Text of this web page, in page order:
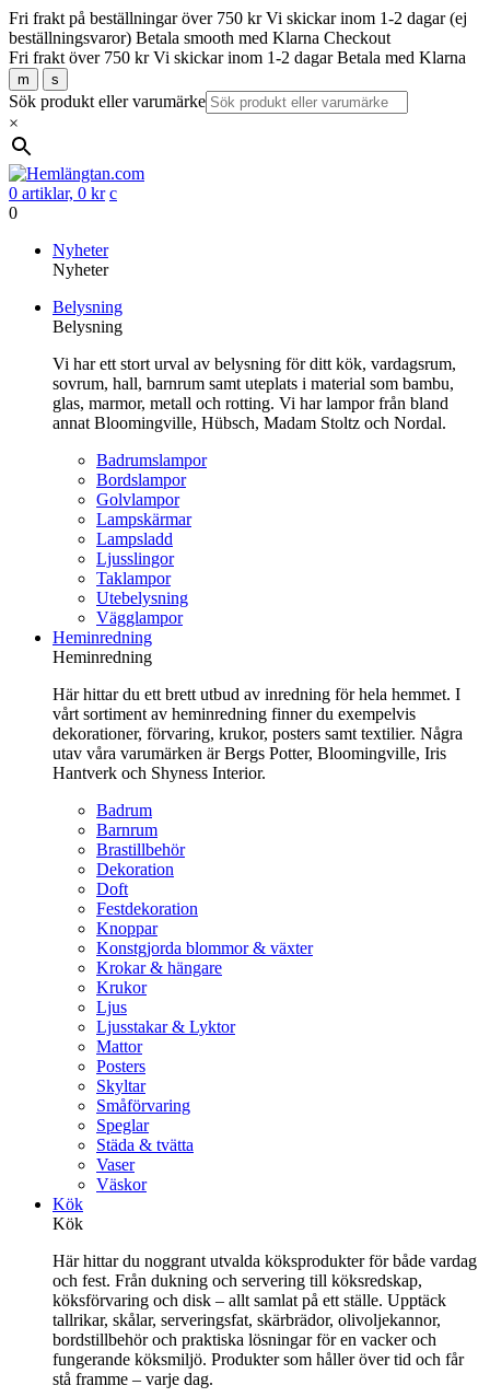
Fri frakt på beställningar över 750 kr Vi skickar inom 1-2 dagar (ej
beställningsvaror) Betala smooth med Klarna Checkout
Fri frakt över 750 kr Vi skickar inom 1-2 dagar Betala med Klarna
m s
Sök produkt eller varumärke
×
0 artiklar, 0 kr c
0
innehåll
Nyheter
Nyheter
Belysning
Belysning
Vi har ett stort urval av belysning för ditt kök, vardagsrum,
sovrum, hall, barnrum samt uteplats i material som bambu,
glas, marmor, metall och rotting. Vi har lampor från bland
annat Bloomingville, Hübsch, Madam Stoltz och Nordal.
Badrumslampor
Bordslampor
Golvlampor
Lampskärmar
Lampsladd
Ljusslingor
Taklampor
Utebelysning
Vägglampor
Heminredning
Heminredning
Här hittar du ett brett utbud av inredning för hela hemmet. I
vårt sortiment av heminredning finner du exempelvis
dekorationer, förvaring, krukor, posters samt textilier. Några
utav våra varumärken är Bergs Potter, Bloomingville, Iris
Hantverk och Shyness Interior.
Badrum
Barnrum
Brastillbehör
Dekoration
Doft
Festdekoration
Knoppar
Konstgjorda blommor & växter
Krokar & hängare
Krukor
Ljus
Ljusstakar & Lyktor
Mattor
Posters
Skyltar
Småförvaring
Speglar
Städa & tvätta
Vaser
Väskor
Kök
Kök
Här hittar du noggrant utvalda köksprodukter för både vardag
och fest. Från dukning och servering till köksredskap,
köksförvaring och disk – allt samlat på ett ställe. Upptäck
tallrikar, skålar, serveringsfat, skärbrädor, olivoljekannor,
bordstillbehör och praktiska lösningar för en vacker och
fungerande köksmiljö. Produkter som håller över tid och får
stå framme – varje dag.